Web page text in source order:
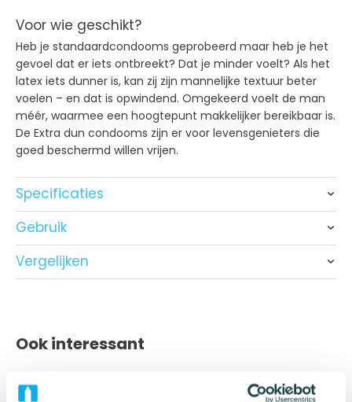
Voor wie geschikt?
Heb je standaardcondooms geprobeerd maar heb je het
gevoel dat er iets ontbreekt? Dat je minder voelt? Als het
latex iets dunner is, kan zij zijn mannelijke textuur beter
voelen – en dat is opwindend. Omgekeerd voelt de man
méér, waarmee een hoogtepunt makkelijker bereikbaar is.
De Extra dun condooms zijn er voor levensgenieters die
goed beschermd willen vrijen.
Specificaties
Merk
Materiaal
Natuurlijk rubber latex
Nominale breedte
54 mm
Smaak
Vorm
Anatomisch
Gebruik
Bewaar de condooms op een koele, droge plek en zorg
ervoor dat ze niet in contact komen met direct zonlicht.
Op deze manier zorg je ervoor dat de condooms
Gebruiksaanwijzing
pas op met scherpe nagels en voorwerpen.
Vergelijken
Materiaal
Rubber Latex
breedte
Ook interessant